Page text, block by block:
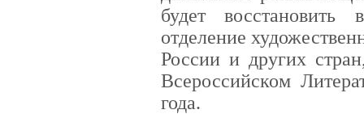
будет
отделение
России и других
Всероссийском
года.